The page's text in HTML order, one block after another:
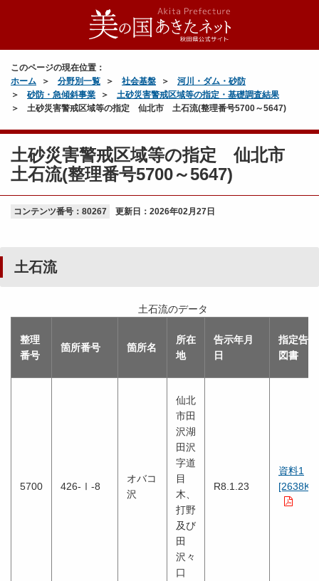
このページの現在位置：
ホーム
分野別一覧 社会基盤
河川・ダム・砂防
砂防・急傾斜事業
土砂災害警戒区域等の指定・基礎調査結果
土砂災害警戒区域等の指定 仙北市 土石流(整理番号5700～5647)
土砂災害警戒区域等の指定 仙北市
土石流(整理番号5700～5647)
コンテンツ番号：80267 更新日： 2026年02月27日
土石流
土石流のデータ
整理
番号
箇所番号 箇所名
所在
地
告示年月
日
指定告示
図書
5700 426-Ⅰ-8
オバコ
沢
仙北
市田
沢湖
田沢
字道
目
木、
打野
及び
田
沢々
口
R8.1.23
資料1
[2638KB]